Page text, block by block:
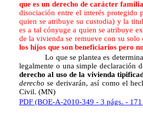
que es un derecho de carácter
disociación entre el interés
quien se atribuye su custodia) y la
es a tal cónyuge a quien se atribuye
de la vivienda se remueve con su
los hijos que son beneficiarios pero
Lo que se plantea es determinar sí
legalmente o una simple declaración
derecho al uso de la vivienda
derecho se derivarán, así como el
Civil. (MN)
PDF (BOE-A-2010-349 - 3 págs. -